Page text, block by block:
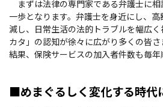
まずは法律の専門家である弁護士に
一歩となります。弁護士を身近にし、
減し、日常生活の法的トラブルを幅広
カタ」の認知が徐々に広がり多くの皆
結果、保険サービスの加入者件数も毎年
■めまぐるしく変化する時代